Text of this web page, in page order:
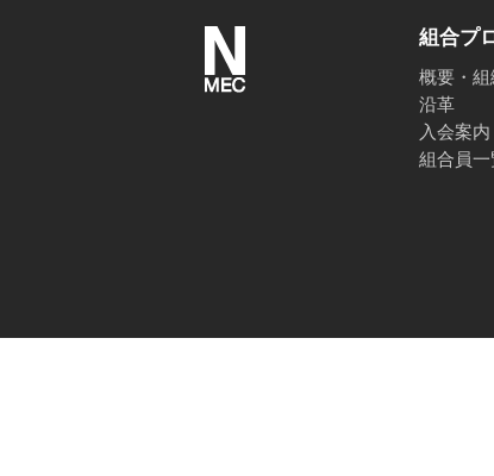
組合プ
概要・組
沿革
入会案内
組合員一